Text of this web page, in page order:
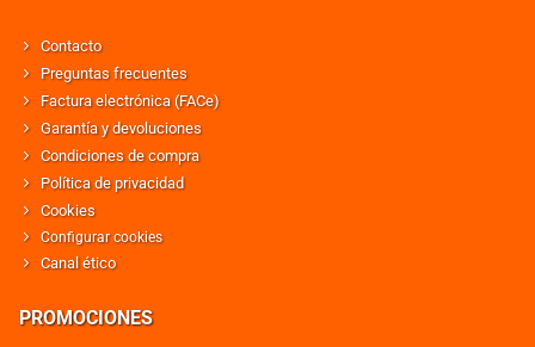
Contacto
Preguntas frecuentes
Factura electrónica (FACe)
Garantía y devoluciones
Condiciones de compra
Política de privacidad
Cookies
Configurar cookies
Canal ético
PROMOCIONES